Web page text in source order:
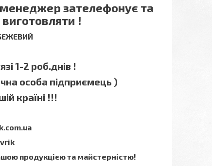
зателефонує та
!
1-2 роб.днів !
особа підприємець )
країні !!!
продукцією та майстерністю!